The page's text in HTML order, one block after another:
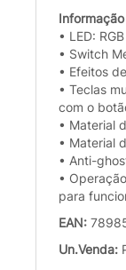
• LED:
• Switch
• Efeitos
• Teclas
com o
• Material
• Material
• Anti-
•
para
EAN:
Un.Venda: